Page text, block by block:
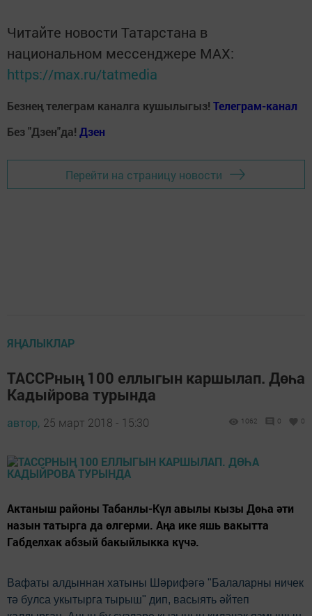
Читайте новости Татарстана в
национальном мессенджере MАХ:
https://max.ru/tatmedia
Безнең телеграм каналга кушылыгыз! Телеграм-канал
Без "Дзен"да! Дзен
Перейти на страницу новости
ЯҢАЛЫКЛАР
ТАССРның 100 еллыгын каршылап. Дөһа
Кадыйрова турында
автор, 25 март 2018 - 15:30 1062 0 0
Актаныш районы Табанлы-Күл авылы кызы Дөһа әти
назын татырга да өлгерми. Аңа ике яшь вакытта
Габделхак абзый бакыйлыкка күчә.
Вафаты алдыннан хатыны Шәрифәгә "Балаларны ничек
тә булса укытырга тырыш" дип, васыять әйтеп